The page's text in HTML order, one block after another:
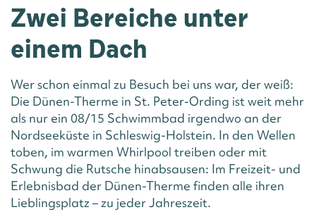
Zwei Bereiche unter
einem Dach
Wer schon einmal zu Besuch bei uns war, der weiß:
Die Dünen-Therme in St. Peter-Ording ist weit mehr
als nur ein 08/15 Schwimmbad irgendwo an der
Nordseeküste in Schleswig-Holstein. In den Wellen
toben, im warmen Whirlpool treiben oder mit
Schwung die Rutsche hinabsausen: Im Freizeit- und
Erlebnisbad der Dünen-Therme finden alle ihren
Lieblingsplatz – zu jeder Jahreszeit.